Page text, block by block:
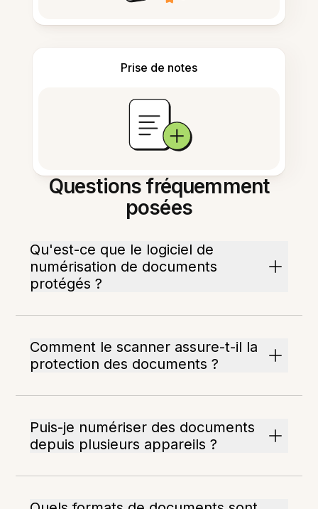
Prise de notes
Questions fréquemment
posées
Qu'est-ce que le logiciel de
numérisation de documents
protégés ?
Comment le scanner assure-t-il la
protection des documents ?
Puis-je numériser des documents
depuis plusieurs appareils ?